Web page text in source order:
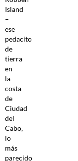
Island
–
ese
pedacito
de
tierra
en
la
costa
de
Ciudad
del
Cabo,
lo
más
parecido